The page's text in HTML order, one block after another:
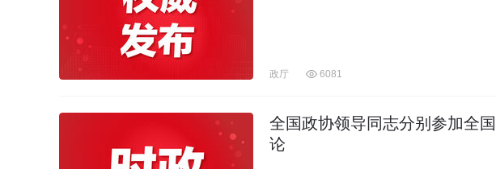
政厅 6081
全国政协领导同志分别参加全
论